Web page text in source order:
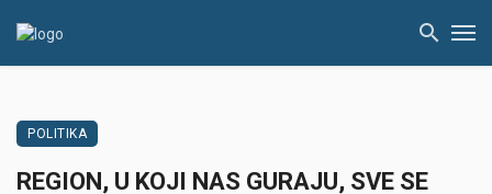
POLITIKA
REGION, U KOJI NAS GURAJU, SVE SE